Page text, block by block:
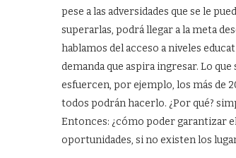
pese a las adversidades que se le
superarlas, podrá llegar a la meta
hablamos del acceso a niveles
demanda que aspira ingresar. Lo
esfuercen, por ejemplo, los más de
todos podrán hacerlo. ¿Por qué?
Entonces: ¿cómo poder garantizar
oportunidades, si no existen los